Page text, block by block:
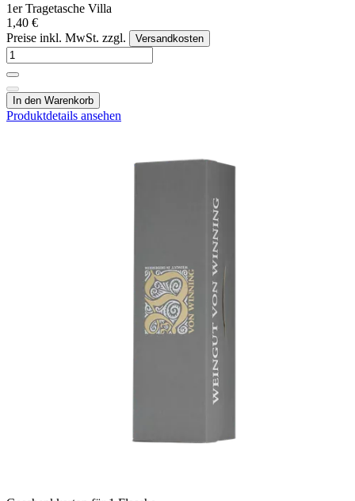
1er Tragetasche Villa
1,40 €
Preise inkl. MwSt. zzgl.
Versandkosten
In den Warenkorb
Produktdetails ansehen